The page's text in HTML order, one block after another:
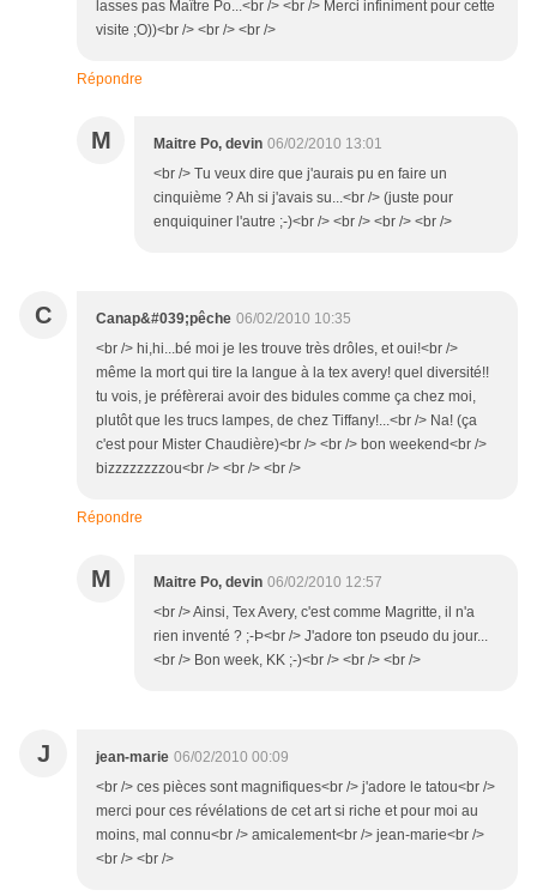
lasses pas Maître Po...<br /> <br /> Merci infiniment pour cette
visite ;O))<br /> <br /> <br />
Répondre
M Maitre Po, devin 06/02/2010 13:01
<br /> Tu veux dire que j'aurais pu en faire un
cinquième ? Ah si j'avais su...<br /> (juste pour
enquiquiner l'autre ;-)<br /> <br /> <br /> <br />
C Canap&#039;pêche 06/02/2010 10:35
<br /> hi,hi...bé moi je les trouve très drôles, et oui!<br />
même la mort qui tire la langue à la tex avery! quel diversité!!
tu vois, je préfèrerai avoir des bidules comme ça chez moi,
plutôt que les trucs lampes, de chez Tiffany!...<br /> Na! (ça
c'est pour Mister Chaudière)<br /> <br /> bon weekend<br />
bizzzzzzzzou<br /> <br /> <br />
Répondre
M Maitre Po, devin 06/02/2010 12:57
<br /> Ainsi, Tex Avery, c'est comme Magritte, il n'a
rien inventé ? ;-Þ<br /> J'adore ton pseudo du jour...
<br /> Bon week, KK ;-)<br /> <br /> <br />
J jean-marie 06/02/2010 00:09
<br /> ces pièces sont magnifiques<br /> j'adore le tatou<br />
merci pour ces révélations de cet art si riche et pour moi au
moins, mal connu<br /> amicalement<br /> jean-marie<br />
<br /> <br />